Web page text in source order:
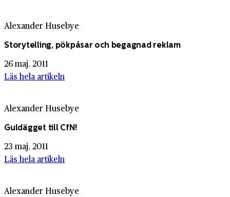
Alexander Husebye
Storytelling, pökpåsar och begagnad reklam
26 maj. 2011
Läs hela artikeln
Alexander Husebye
Guldägget till CfN!
23 maj. 2011
Läs hela artikeln
Alexander Husebye